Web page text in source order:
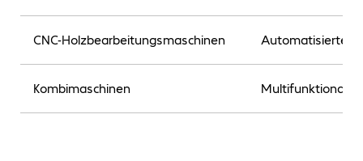
CNC-Holzbearbeitungsmaschinen Automatisierte
Kombimaschinen Multifunktionale